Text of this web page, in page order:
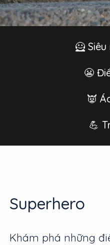
🦸
😬
👿
💪
Superhero
Khám phá những